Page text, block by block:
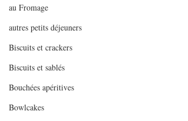
au Fromage
autres petits déjeuners
Biscuits et crackers
Biscuits et sablés
Bouchées apéritives
Bowlcakes